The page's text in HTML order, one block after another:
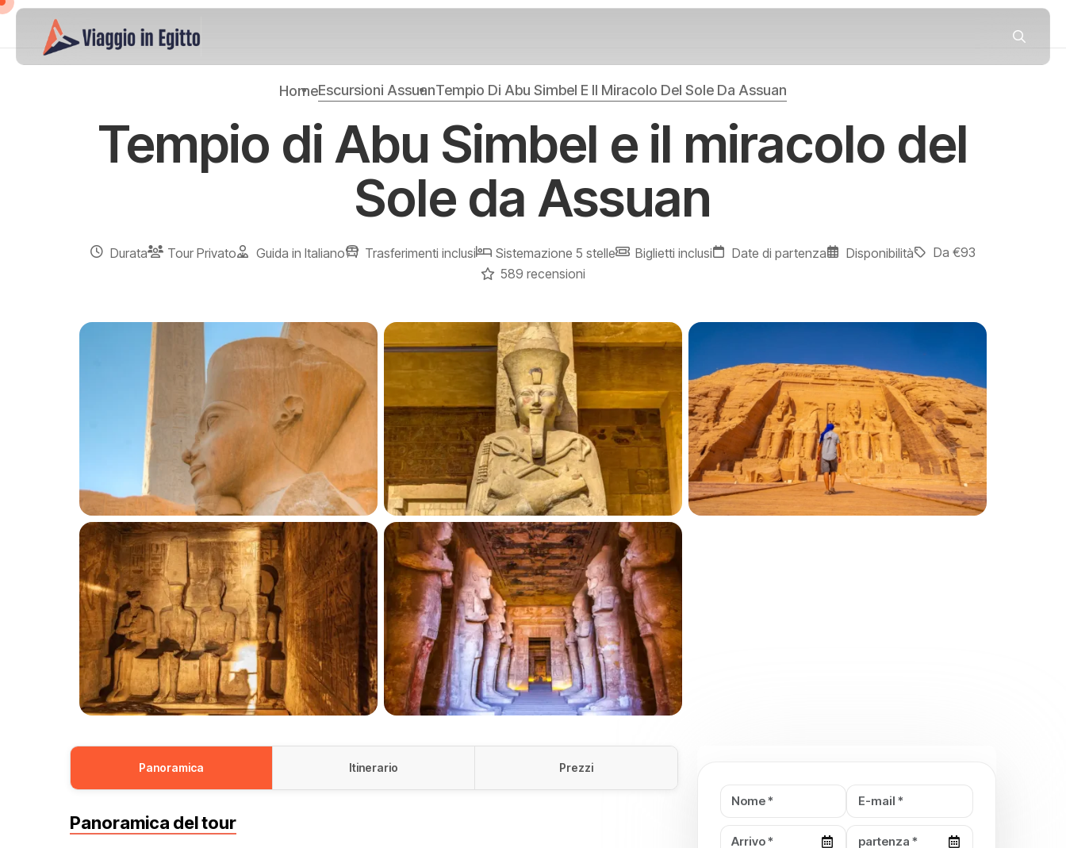
HomeEscursioni AssuanTempio Di Abu Simbel E Il Miracolo Del Sole Da Assuan
Tempio di Abu Simbel e il miracolo del
Sole da Assuan
Durata Tour Privato Guida in Italiano Trasferimenti inclusi Sistemazione 5 stelle Biglietti inclusi Date di partenza Disponibilità
Da €93
589 recensioni
Panoramica Itinerario Prezzi
Panoramica del tour